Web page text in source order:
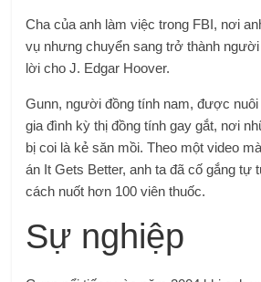
Cha của anh làm việc trong FBI, nơi
vụ nhưng chuyển sang trở thành
lời cho J. Edgar Hoover.
Gunn, người đồng tính nam, được
gia đình kỳ thị đồng tính gay gắt, nơi
bị coi là kẻ săn mồi. Theo một video
án It Gets Better, anh ta đã cố gắng tự
cách nuốt hơn 100 viên thuốc.
Sự nghiệp